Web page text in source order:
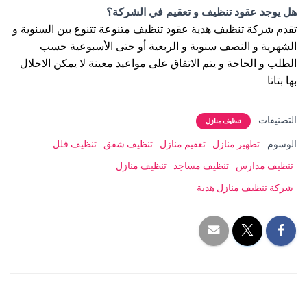
هل يوجد عقود تنظيف و تعقيم في الشركة؟
تقدم شركة تنظيف هدية عقود تنظيف متنوعة تتنوع بين السنوية و
الشهرية و النصف سنوية و الربعية أو حتى الأسبوعية حسب
الطلب و الحاجة و يتم الاتفاق على مواعيد معينة لا يمكن الاخلال
بها بتاتا.
التصنيفات: تنظيف منازل
الوسوم: تطهير منازل تعقيم منازل تنظيف شقق
تنظيف فلل
تنظيف مدارس
تنظيف مساجد
تنظيف منازل
شركة تنظيف منازل هدية